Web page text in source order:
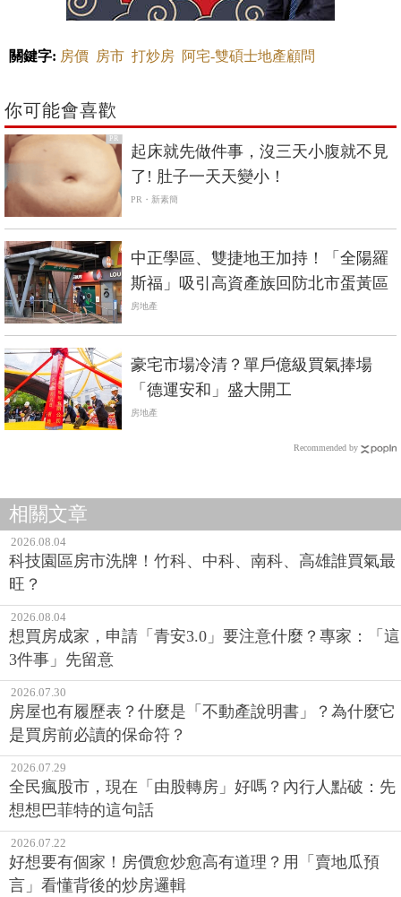
關鍵字: 房價 房市 打炒房 阿宅-雙碩士地產顧問
你可能會喜歡
PR
起床就先做件事，沒三天小腹就不見
了! 肚子一天天變小！
PR・新素簡
中正學區、雙捷地王加持！「全陽羅
斯福」吸引高資產族回防北市蛋黃區
房地產
豪宅市場冷清？單戶億級買氣捧場
「德運安和」盛大開工
房地產
Recommended by
相關文章
2026.08.04
科技園區房市洗牌！竹科、中科、南科、高雄誰買氣最
旺？
2026.08.04
想買房成家，申請「青安3.0」要注意什麼？專家：「這
3件事」先留意
2026.07.30
房屋也有履歷表？什麼是「不動產說明書」？為什麼它
是買房前必讀的保命符？
2026.07.29
全民瘋股市，現在「由股轉房」好嗎？內行人點破：先
想想巴菲特的這句話
2026.07.22
好想要有個家！房價愈炒愈高有道理？用「賣地瓜預
言」看懂背後的炒房邏輯